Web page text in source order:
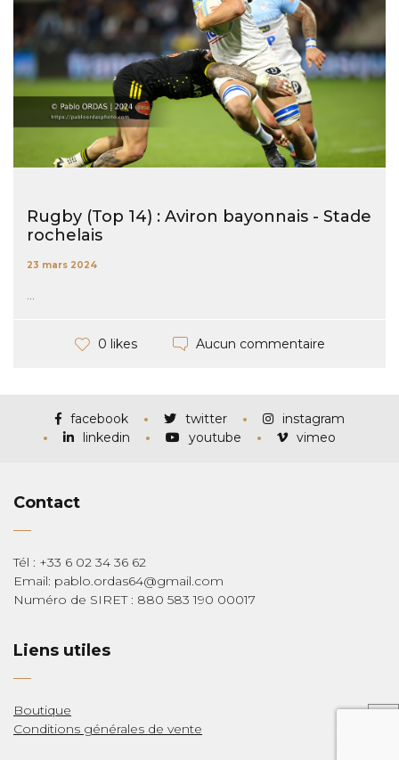
Rugby (Top 14) : Aviron bayonnais - Stade
rochelais
23 mars 2024
...
0 likes Aucun commentaire
facebook twitter
instagram
linkedin
youtube vimeo
Contact
Tél : +33 6 02 34 36 62
Email: pablo.ordas64@gmail.com
Numéro de SIRET : 880 583 190 00017
Liens utiles
Boutique
Conditions générales de vente